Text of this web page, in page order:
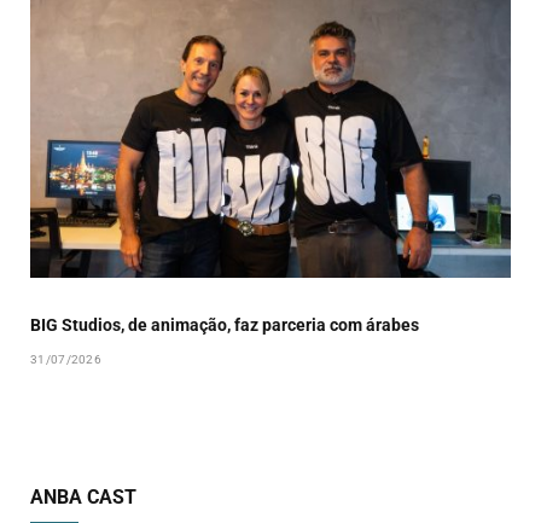
BIG Studios, de animação, faz parceria com árabes
31/07/2026
ANBA CAST